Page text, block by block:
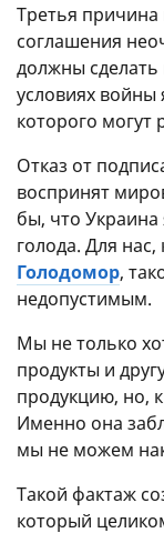
Третья
соглашения
должны сделать
условиях
которого могут
Отказ от
воспринят
бы, что
голода. Для
Голодомор,
недопустимым.
Мы не только
продукты и
продукцию, но,
Именно она
мы не можем
Такой фактаж
который